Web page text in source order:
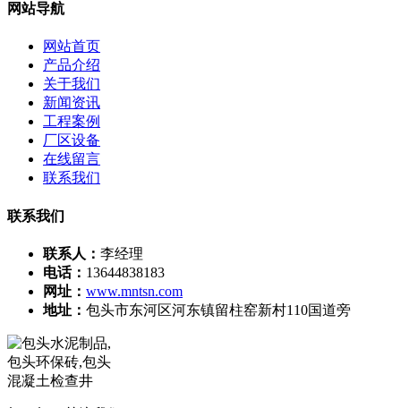
网站导航
网站首页
产品介绍
关于我们
新闻资讯
工程案例
厂区设备
在线留言
联系我们
联系我们
联系人： 李经理
电话： 13644838183
网址： www.mntsn.com
地址： 包头市东河区河东镇留柱窑新村110国道旁